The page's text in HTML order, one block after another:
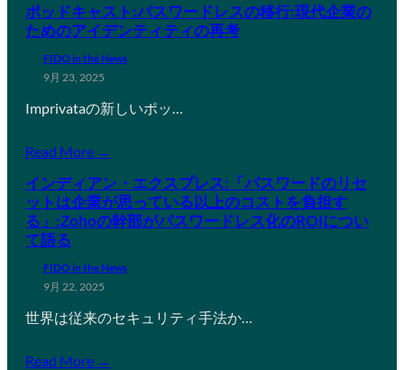
ポッドキャスト:パスワードレスの移行:現代企業の
ためのアイデンティティの再考
FIDO in the News
9月 23, 2025
Imprivataの新しいポッ…
Read More →
インディアン・エクスプレス:「パスワードのリセ
ットは企業が思っている以上のコストを負担す
る」:Zohoの幹部がパスワードレス化のROIについ
て語る
FIDO in the News
9月 22, 2025
世界は従来のセキュリティ手法か…
Read More →